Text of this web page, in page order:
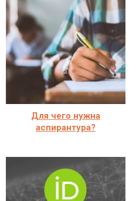
Для чего нужна
аспирантура?